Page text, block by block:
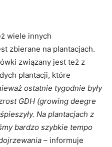
wiele innych
zbierane na plantacjach.
związany jest też z
plantacji, które
ostatnie tygodnie były
GDH (growing deegre
Na plantacjach z
bardzo szybkie tempo
– informuje